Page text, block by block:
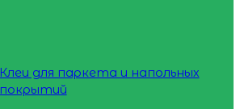
Клеи для паркета и напольных
покрытий